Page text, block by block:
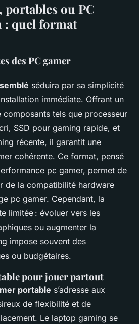
ou PC
: quel format
des PC gamer
séduira par sa simplicité
immédiate. Offrant un
tels que processeur
SSD pour gaming rapide, et
récente, il garantit une
cohérente. Ce format, pensé
pc gamer, permet de
de la compatibilité hardware
pc gamer. Cependant, la
limitée : évoluer vers les
ou augmenter la
impose souvent des
ou budgétaires.
pour jouer partout
portable s’adresse aux
de flexibilité et de
Le laptop gaming se